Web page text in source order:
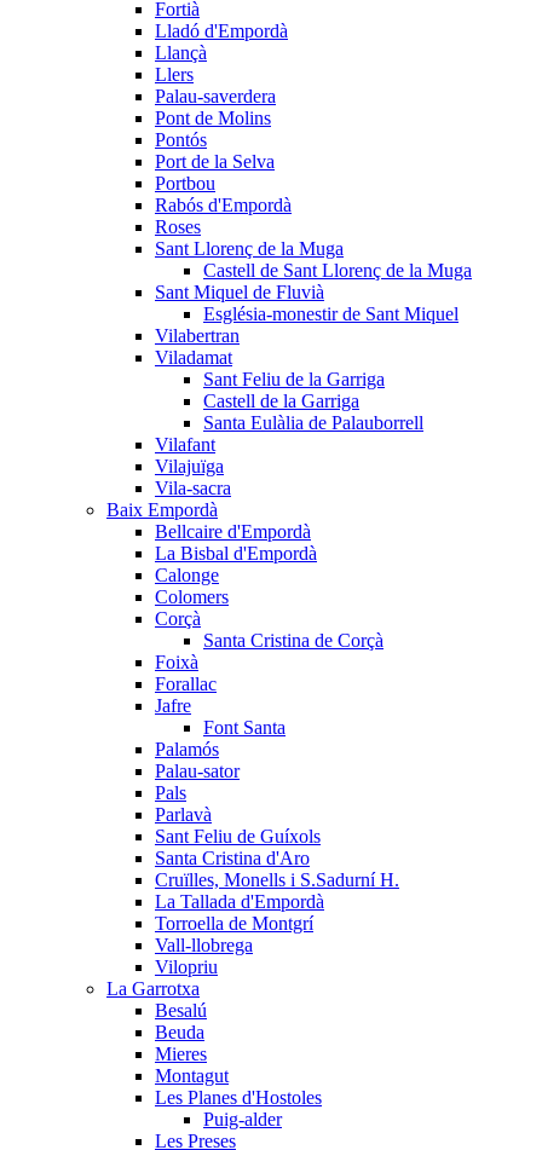
Fortià
Lladó d'Empordà
Llançà
Llers
Palau-saverdera
Pont de Molins
Pontós
Port de la Selva
Portbou
Rabós d'Empordà
Roses
Sant Llorenç de la Muga
Castell de Sant Llorenç de la Muga
Sant Miquel de Fluvià
Església-monestir de Sant Miquel
Vilabertran
Viladamat
Sant Feliu de la Garriga
Castell de la Garriga
Santa Eulàlia de Palauborrell
Vilafant
Vilajuïga
Vila-sacra
Baix Empordà
Bellcaire d'Empordà
La Bisbal d'Empordà
Calonge
Colomers
Corçà
Santa Cristina de Corçà
Foixà
Forallac
Jafre
Font Santa
Palamós
Palau-sator
Pals
Parlavà
Sant Feliu de Guíxols
Santa Cristina d'Aro
Cruïlles, Monells i S.Sadurní H.
La Tallada d'Empordà
Torroella de Montgrí
Vall-llobrega
Vilopriu
La Garrotxa
Besalú
Beuda
Mieres
Montagut
Les Planes d'Hostoles
Puig-alder
Les Preses